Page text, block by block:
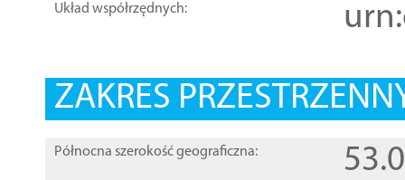
Układ współrzędnych:
ZAKRES
Północna szerokość geograficzna: